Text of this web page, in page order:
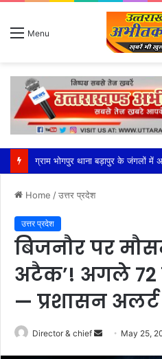
Menu
महेश्वरी मंडल की सक्रियता से सफल
Home /उत्तर प्रदेश
उत्तर प्रदेश
बिजनौर पर
अटैक’! अगले 72
— प्रशासन
Director & chief
Send May 25,